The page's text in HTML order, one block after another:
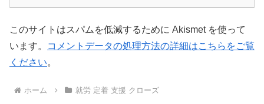
このサイトはスパムを低減するために Akismet を使って
います。
コメントデータの処理方法の詳細はこちらをご覧
ください。
ホーム 就労 定着 支援 クローズ